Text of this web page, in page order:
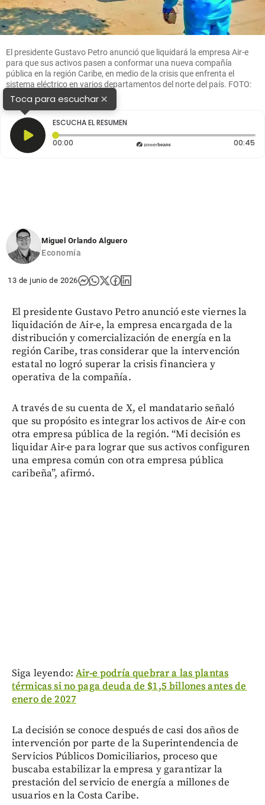
El presidente Gustavo Petro anunció que liquidará la empresa Air-e
para que sus activos pasen a conformar una nueva compañía
pública en la región Caribe, en medio de la crisis que enfrenta el
sistema eléctrico en varios departamentos del norte del país. FOTO:
Cortesía.
Toca para escuchar×
ESCUCHA EL RESUMEN
00:00 Tiempo transcurrido: 0 segundos 00:45
Miguel Orlando Alguero
Economía
13 de junio de 2026
El presidente Gustavo Petro anunció este viernes la
liquidación de Air-e, la empresa encargada de la
distribución y comercialización de energía en la
región Caribe, tras considerar que la intervención
estatal no logró superar la crisis financiera y
operativa de la compañía.
A través de su cuenta de X, el mandatario señaló
que su propósito es integrar los activos de Air-e con
otra empresa pública de la región. “Mi decisión es
liquidar Air-e para lograr que sus activos configuren
una empresa común con otra empresa pública
caribeña”, afirmó.
Siga leyendo:Air-e podría quebrar a las plantas
térmicas si no paga deuda de $1,5 billones antes de
enero de 2027
La decisión se conoce después de casi dos años de
intervención por parte de la Superintendencia de
Servicios Públicos Domiciliarios, proceso que
buscaba estabilizar la empresa y garantizar la
prestación del servicio de energía a millones de
usuarios en la Costa Caribe.